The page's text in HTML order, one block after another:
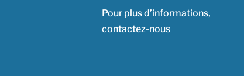
Pour plus d’informations,
contactez-nous